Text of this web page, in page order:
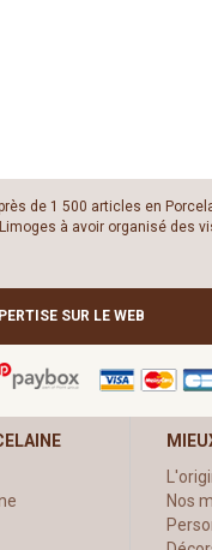
de 1 500 articles en
à avoir organisé des
SUR LE WEB
Nos